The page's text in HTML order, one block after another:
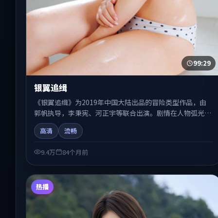
99:29
银翼追缉
《银翼追缉》为2019年中国大陆出品的冒险类型作品，由
郭帆执导，李秉宪、河正宇等联合出演。剧情在人物弧光与
节奏推进中展开，兼具叙事张力与视听质感。适合关注国产
在线观看、热播国产剧与院线佳片的观众收藏与检索延伸。
高清 流畅
9.4万 84个月前
热播